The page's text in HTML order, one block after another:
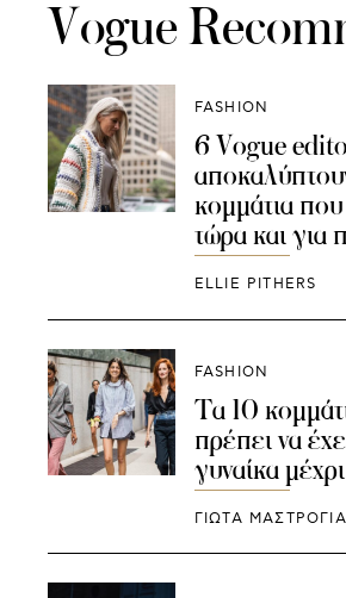
Vogue
FASHION
6 Vogue
κομμάτια
τώρα και για
ELLIE PITHERS
FASHION
Τα 10
πρέπει να
γυναίκα
ΓΙΩΤΑ